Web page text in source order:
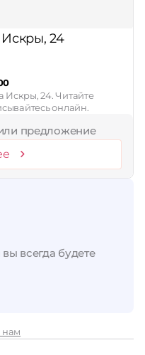
Искры, 24
Искры, 24. Читайте
онлайн.
предложение
всегда будете
нам